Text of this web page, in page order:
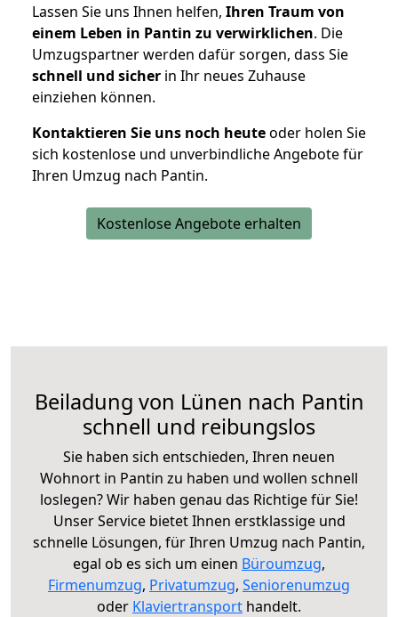
Lassen Sie uns Ihnen helfen, Ihren Traum von
einem Leben in Pantin zu verwirklichen. Die
Umzugspartner werden dafür sorgen, dass Sie
schnell und sicher in Ihr neues Zuhause
einziehen können.
Kontaktieren Sie uns noch heuteoder holen Sie
sich kostenlose und unverbindliche Angebote für
Ihren Umzug nach Pantin.
Kostenlose Angebote erhalten
Beiladung von Lünen nach Pantin
schnell und reibungslos
Sie haben sich entschieden, Ihren neuen
Wohnort in Pantin zu haben und wollen schnell
loslegen? Wir haben genau das Richtige für Sie!
Unser Service bietet Ihnen erstklassige und
schnelle Lösungen, für Ihren Umzug nach Pantin,
egal ob es sich um einen Büroumzug,
Firmenumzug, Privatumzug, Seniorenumzug
oder Klaviertransport handelt.